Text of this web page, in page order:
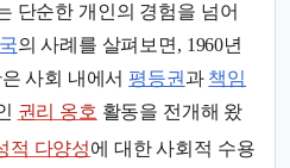
단순한 개인의 경험을 넘어
의 사례를 살펴보면, 1960년
사회 내에서 평등권 과 책임
권리 옹호 활동을 전개해 왔
적 다양성에 대한 사회적 수용